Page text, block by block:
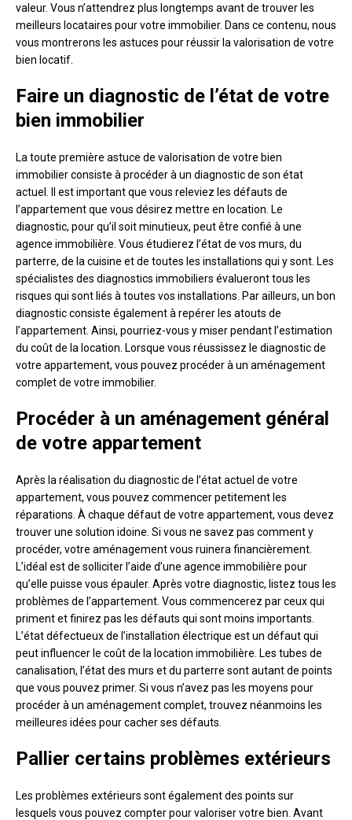
valeur. Vous n’attendrez plus longtemps avant de trouver les
meilleurs locataires pour votre immobilier. Dans ce contenu, nous
vous montrerons les astuces pour réussir la valorisation de votre
bien locatif.
Faire un diagnostic de l’état de votre
bien immobilier
La toute première astuce de valorisation de votre bien
immobilier consiste à procéder à un diagnostic de son état
actuel. Il est important que vous releviez les défauts de
l’appartement que vous désirez mettre en location. Le
diagnostic, pour qu’il soit minutieux, peut être confié à une
agence immobilière. Vous étudierez l’état de vos murs, du
parterre, de la cuisine et de toutes les installations qui y sont. Les
spécialistes des diagnostics immobiliers évalueront tous les
risques qui sont liés à toutes vos installations. Par ailleurs, un bon
diagnostic consiste également à repérer les atouts de
l’appartement. Ainsi, pourriez-vous y miser pendant l’estimation
du coût de la location. Lorsque vous réussissez le diagnostic de
votre appartement, vous pouvez procéder à un aménagement
complet de votre immobilier.
Procéder à un aménagement général
de votre appartement
Après la réalisation du diagnostic de l’état actuel de votre
appartement, vous pouvez commencer petitement les
réparations. À chaque défaut de votre appartement, vous devez
trouver une solution idoine. Si vous ne savez pas comment y
procéder, votre aménagement vous ruinera financièrement.
L’idéal est de solliciter l’aide d’une agence immobilière pour
qu’elle puisse vous épauler. Après votre diagnostic, listez tous les
problèmes de l’appartement. Vous commencerez par ceux qui
priment et finirez pas les défauts qui sont moins importants.
L’état défectueux de l’installation électrique est un défaut qui
peut influencer le coût de la location immobilière. Les tubes de
canalisation, l’état des murs et du parterre sont autant de points
que vous pouvez primer. Si vous n’avez pas les moyens pour
procéder à un aménagement complet, trouvez néanmoins les
meilleures idées pour cacher ses défauts.
Pallier certains problèmes extérieurs
Les problèmes extérieurs sont également des points sur
lesquels vous pouvez compter pour valoriser votre bien. Avant